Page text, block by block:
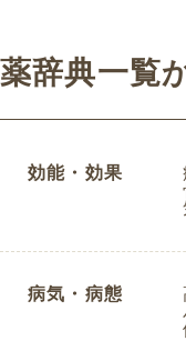
薬辞典一覧
効能・効果
病気・病態